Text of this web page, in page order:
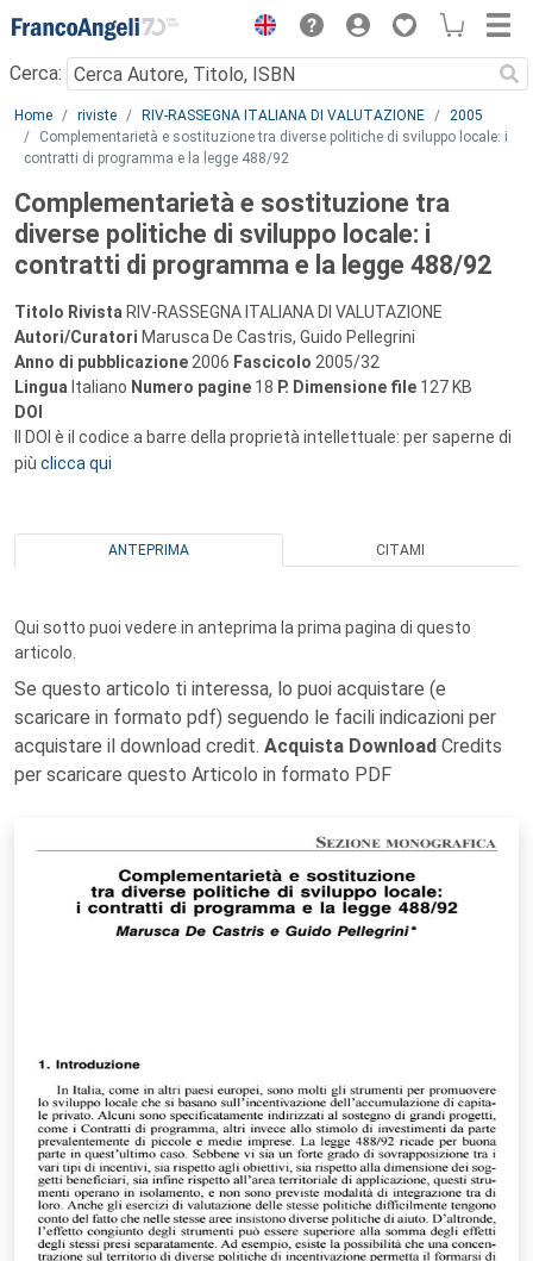
Menu
Cerca:
Main content
Home riviste RIV-RASSEGNA ITALIANA DI VALUTAZIONE
2005
Complementarietà e sostituzione tra diverse politiche di sviluppo locale: i
contratti di programma e la legge 488/92
Complementarietà e sostituzione tra
diverse politiche di sviluppo locale: i
contratti di programma e la legge 488/92
Titolo Rivista RIV-RASSEGNA ITALIANA DI VALUTAZIONE
Autori/Curatori Marusca De Castris, Guido Pellegrini
Anno di pubblicazione 2006 Fascicolo 2005/32
Lingua Italiano Numero pagine 18 P. Dimensione file 127 KB
DOI
Il DOI è il codice a barre della proprietà intellettuale: per saperne di
più clicca qui
ANTEPRIMA CITAMI
Qui sotto puoi vedere in anteprima la prima pagina di questo
articolo.
Se questo articolo ti interessa, lo puoi acquistare (e
scaricare in formato pdf) seguendo le facili indicazioni per
acquistare il download credit. Acquista Download Credits
per scaricare questo Articolo in formato PDF